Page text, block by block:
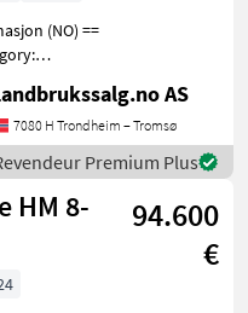
(NO) ==
number
8099 See
8099
Spe
AS
7080 H Trondheim – Tromsø
Premium Plus
HM 8-
94.600
€